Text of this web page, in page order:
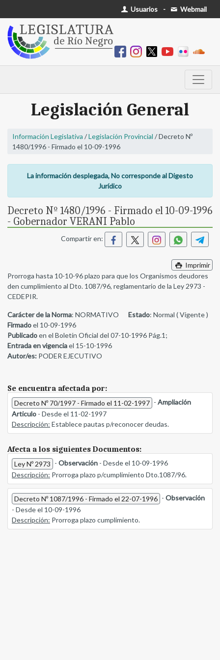
Usuarios - Webmail
Legislación General
Información Legislativa /Legislación Provincial / Decreto Nº
1480/1996 - Firmado el 10-09-1996
La información desplegada, No corresponde al Digesto
Jurídico
Decreto Nº 1480/1996 - Firmado el 10-09-1996
- Gobernador VERANI Pablo
Compartir en:
Imprimir
Prorroga hasta 10-10-96 plazo para que los Organismos deudores
den cumplimiento al Dto. 1087/96, reglamentario de la Ley 2973 -
CEDEPIR.
Carácter de la Norma: NORMATIVO Estado: Normal ( Vigente )
Firmadoel 10-09-1996
Publicadoen el Boletín Oficial del 07-10-1996 Pág.1;
Entrada en vigenciael 15-10-1996
Autor/es: PODER EJECUTIVO
Se encuentra afectada por:
Decreto Nº 70/1997 - Firmado el 11-02-1997 - Ampliación
Articulo - Desde el 11-02-1997
Descripción: Establece pautas p/reconocer deudas.
Afecta a los siguientes Documentos:
Ley Nº 2973 - Observación - Desde el 10-09-1996
Descripción: Prorroga plazo p/cumplimiento Dto.1087/96.
Decreto Nº 1087/1996 - Firmado el 22-07-1996 - Observación
- Desde el 10-09-1996
Descripción: Prorroga plazo cumplimiento.